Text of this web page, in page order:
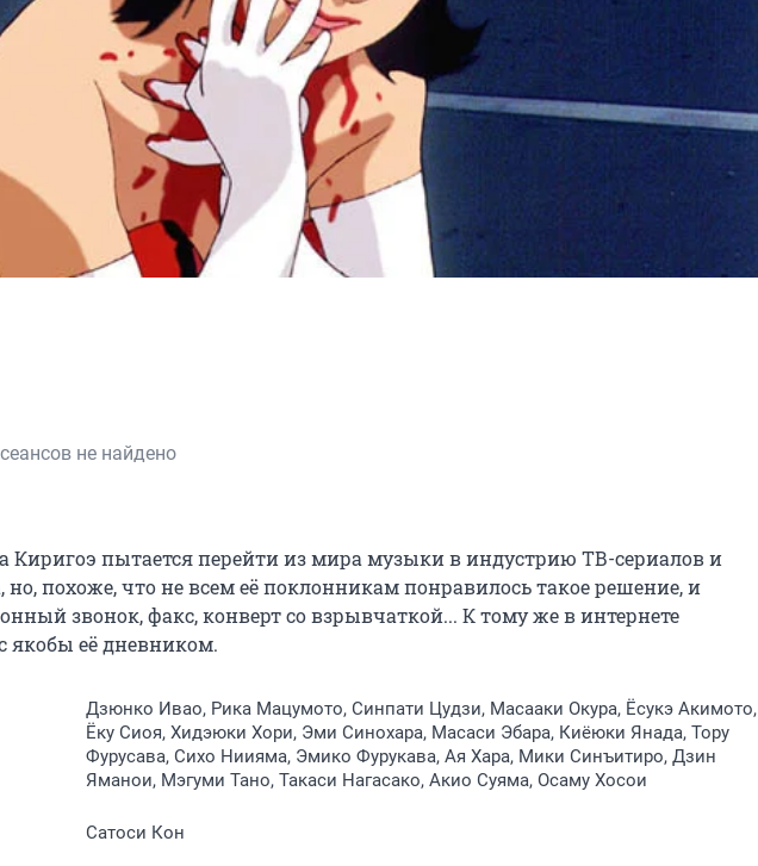
не найдено
пытается перейти из мира музыки в индустрию ТВ-сериалов и
но, похоже, что не всем её поклонникам понравилось такое решение, и
звонок, факс, конверт со взрывчаткой... К тому же в интернете
якобы её дневником.
Дзюнко Ивао, Рика Мацумото, Синпати Цудзи, Масааки Окура, Ёсукэ Акимото,
Ёку Сиоя, Хидэюки Хори, Эми Синохара, Масаси Эбара, Киёюки Янада, Тору
Фурусава, Сихо Ниияма, Эмико Фурукава, Ая Хара, Мики Синъитиро, Дзин
Яманои, Мэгуми Тано, Такаси Нагасако, Акио Суяма, Осаму Хосои
Сатоси Кон